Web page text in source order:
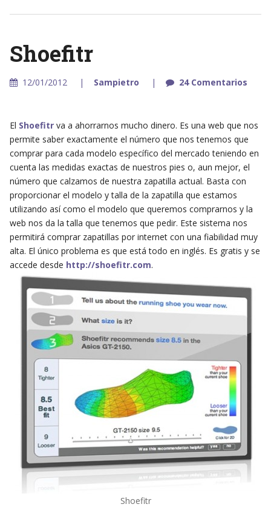
Shoefitr
12/01/2012 Sampietro 24 Comentarios
El Shoefitrva a ahorrarnos mucho dinero. Es una web que nos
permite saber exactamente el número que nos tenemos que
comprar para cada modelo específico del mercado teniendo en
cuenta las medidas exactas de nuestros pies o, aun mejor, el
número que calzamos de nuestra zapatilla actual. Basta con
proporcionar el modelo y talla de la zapatilla que estamos
utilizando así como el modelo que queremos comprarnos y la
web nos da la talla que tenemos que pedir. Este sistema nos
permitirá comprar zapatillas por internet con una fiabilidad muy
alta. El único problema es que está todo en inglés. Es gratis y se
accede desde http://shoefitr.com.
Shoefitr